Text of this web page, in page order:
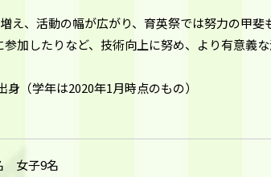
え、活動の幅が広がり、育英祭では努力の甲斐
加したりなど、技術向上に努め、より有意義
（学年は2020年1月時点のもの）
女子9名